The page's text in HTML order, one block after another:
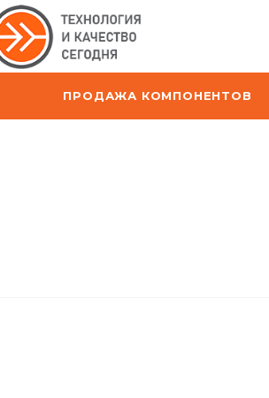
ПРОДАЖА КОМПОНЕНТОВ